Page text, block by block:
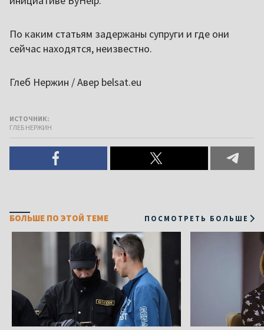
По каким статьям задержаны супруги и где они
сейчас находятся, неизвестно.
Глеб Нержин / Авер belsat.eu
ИСТОЧНИК:
ГЛЕБ НЕРЖИН
БОЛЬШЕ ПО ЭТОЙ ТЕМЕ ПОСМОТРЕТЬ БОЛЬШЕ